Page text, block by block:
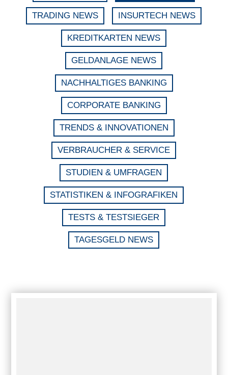
TRADING NEWS INSURTECH NEWS
KREDITKARTEN NEWS
GELDANLAGE NEWS
NACHHALTIGES BANKING
CORPORATE BANKING
TRENDS & INNOVATIONEN
VERBRAUCHER & SERVICE
STUDIEN & UMFRAGEN
STATISTIKEN & INFOGRAFIKEN
TESTS & TESTSIEGER
TAGESGELD NEWS